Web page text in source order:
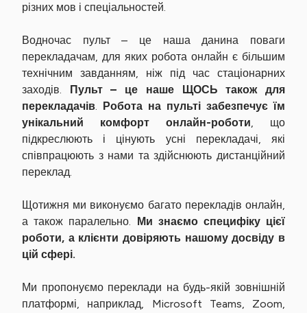
різних мов і спеціальностей.
Водночас пульт – це наша данина поваги
перекладачам, для яких робота онлайн є більшим
технічним завданням, ніж під час стаціонарних
заходів. Пульт – це наше ЩОСЬ також для
перекладачів. Робота на пульті забезпечує їм
унікальний комфорт онлайн-роботи, що
підкреслюють і цінують усні перекладачі, які
співпрацюють з нами та здійснюють дистанційний
переклад.
Щотижня ми виконуємо багато перекладів онлайн,
а також паралельно. Ми знаємо специфіку цієї
роботи, а клієнти довіряють нашому досвіду в
цій сфері.
Ми пропонуємо переклади на будь-якій зовнішній
платформі, наприклад, Microsoft Teams, Zoom,